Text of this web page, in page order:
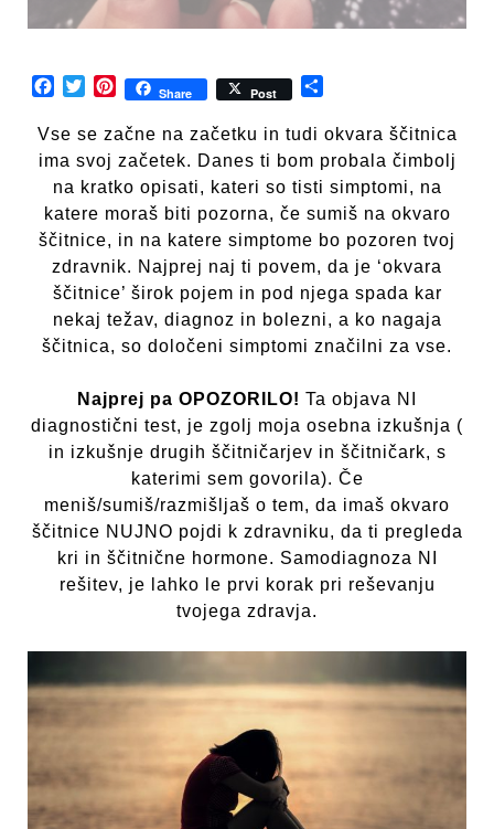
Facebook
TwitterPinterest
Share Post
Vse se začne na začetku in tudi okvara ščitnica
ima svoj začetek. Danes ti bom probala čimbolj
na kratko opisati, kateri so tisti simptomi, na
katere moraš biti pozorna, če sumiš na okvaro
ščitnice, in na katere simptome bo pozoren tvoj
zdravnik. Najprej naj ti povem, da je ‘okvara
ščitnice’ širok pojem in pod njega spada kar
nekaj težav, diagnoz in bolezni, a ko nagaja
ščitnica, so določeni simptomi značilni za vse.
Najprej pa OPOZORILO! Ta objava NI
diagnostični test, je zgolj moja osebna izkušnja (
in izkušnje drugih ščitničarjev in ščitničark, s
katerimi sem govorila). Če
meniš/sumiš/razmišljaš o tem, da imaš okvaro
ščitnice NUJNO pojdi k zdravniku, da ti pregleda
kri in ščitnične hormone. Samodiagnoza NI
rešitev, je lahko le prvi korak pri reševanju
tvojega zdravja.